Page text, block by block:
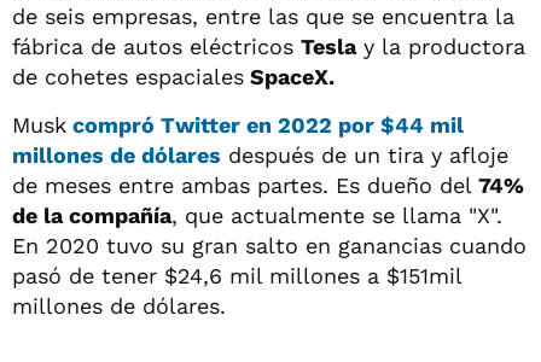
de seis empresas, entre las que se encuentra la
fábrica de autos eléctricos Teslay la productora
de cohetes espaciales SpaceX.
Musk compró Twitter en 2022 por $44 mil
millones de dólares después de un tira y afloje
de meses entre ambas partes. Es dueño del 74%
de la compañía, que actualmente se llama "X".
En 2020 tuvo su gran salto en ganancias cuando
pasó de tener $24,6 mil millones a $151mil
millones de dólares.